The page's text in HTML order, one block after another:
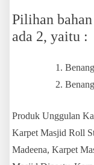
Pilihan
ada 2, yaitu :
Produk Unggulan
Karpet Masjid Roll
Madeena, Karpet